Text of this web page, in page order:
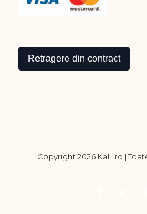
Retragere din contract
Copyright 2026 Kalli.ro |